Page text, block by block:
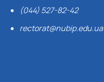
(044) 527-82-42
rectorat@nubip.edu.ua